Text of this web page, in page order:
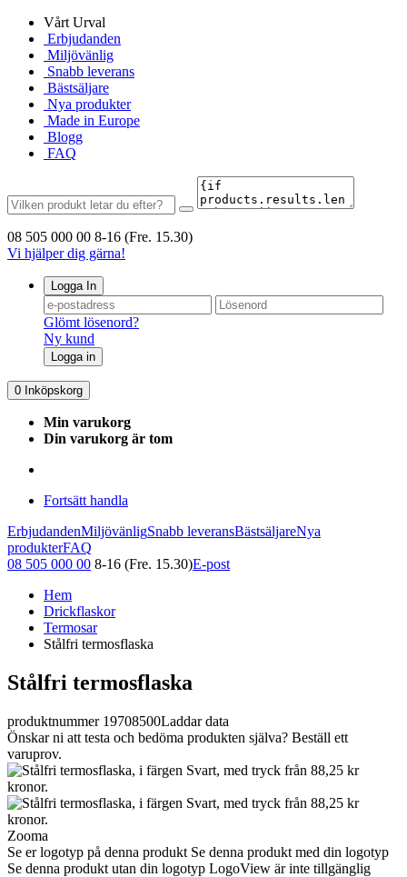
Vårt Urval
Erbjudanden
Miljövänlig
Snabb leverans
Bästsäljare
Nya produkter
Made in Europe
Blogg
FAQ
08 505 000 00 8-16 (Fre. 15.30)
Vi hjälper dig gärna!
Logga In
Glömt lösenord?
Ny kund
Logga in
0 Inköpskorg
Min varukorg
Din varukorg är tom
Fortsätt handla
ErbjudandenMiljövänligSnabb leveransBästsäljareNya
produkterFAQ
08 505 000 00 8-16 (Fre. 15.30)E-post
Hem
Drickflaskor
Termosar
Stålfri termosflaska
Stålfri termosflaska
produktnummer 19708500Laddar data
Önskar ni att testa och bedöma produkten själva? Beställ ett
varuprov.
Zooma
Se er logotyp på denna produkt Se denna produkt med din logotyp
Se denna produkt utan din logotyp LogoView är inte tillgänglig